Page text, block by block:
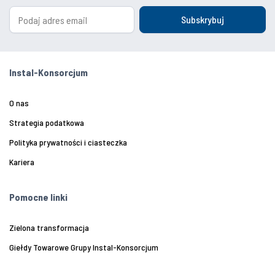
Subskrybuj
Instal-Konsorcjum
O nas
Strategia podatkowa
Polityka prywatności i ciasteczka
Kariera
Pomocne linki
Zielona transformacja
Giełdy Towarowe Grupy Instal-Konsorcjum